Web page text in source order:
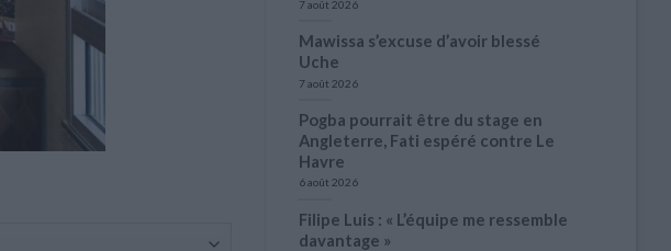
7 août 2026
Mawissa s’excuse d’avoir blessé
Uche
7 août 2026
Pogba pourrait être du stage en
Angleterre, Fati espéré contre Le
Havre
6 août 2026
Filipe Luis : « L’équipe me ressemble
davantage »